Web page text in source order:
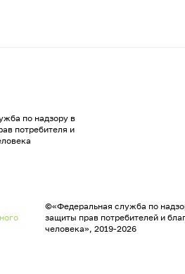
по надзору в
потребителя и
©«Федеральная служба по
защиты прав потребителей и
человека», 2019-2026